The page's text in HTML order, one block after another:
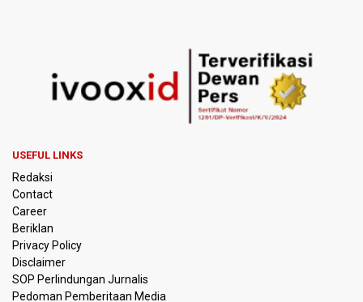
Ekstasi, Enam Tersangka Ditangkap
Korlantas Polri Terapkan Teknologi Face Recognition
pada ETLE
Kereta Cepat ke Surabaya
Kebakaran Hutan dan Lahan di Gunung Bromo Capai 10
OJK Sebut IASC Terima 1.379 Laporan Kasus Penipuan
Keuangan Memanfaatkan AI
BRIN Kaji Peluang Industri Panel Surya Generasi Baru
USEFUL LINKS
Redaksi
Contact
Career
Beriklan
Privacy Policy
Disclaimer
SOP Perlindungan Jurnalis
Pedoman Pemberitaan Media